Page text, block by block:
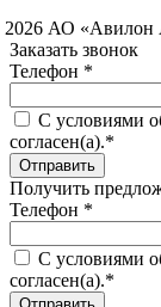
АО «Авилон
Заказать звонок
Телефон *
C условиями
согласен(а).*
Получить
Телефон *
C условиями
согласен(а).*